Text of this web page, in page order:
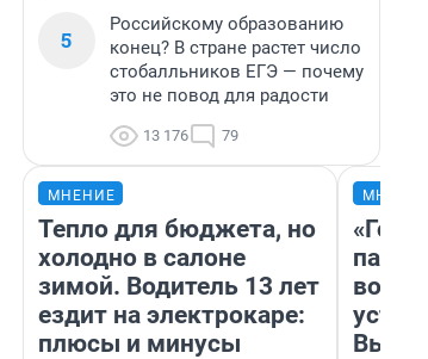
5
Российскому образованию
конец? В стране растет число
стобалльников ЕГЭ — почему
это не повод для радости
13 176 79
МНЕНИЕ
Тепло для бюджета, но
холодно в салоне
зимой. Водитель 13 лет
ездит на электрокаре:
плюсы и минусы